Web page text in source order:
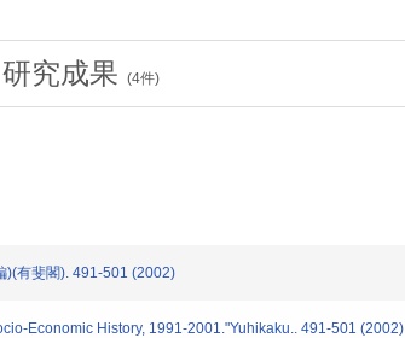
研究成果 (4件)
)(有斐閣). 491-501 (2002)
Economic History, 1991-2001."Yuhikaku.. 491-501 (2002)